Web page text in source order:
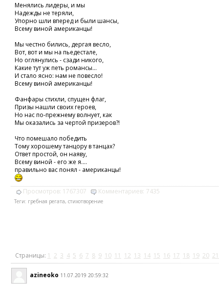
Менялись лидеры, и мы
Надежды не теряли,
Упорно шли вперед и были шансы,
Всему виной американцы!
Мы честно бились, дергая весло,
Вот, вот и мы на пьедестале,
Но оглянулись - сзади никого,
Какие тут уж петь романсы...
И стало ясно: нам не повесло!
Всему виной американцы!
Фанфары стихли, спущен флаг,
Призы нашли своих героев,
Но нас по-прежнему волнует, как
Мы оказались за чертой призеров?!
Что помешало победить
Тому хорошему танцору в танцах?
Ответ простой, он наяву,
Всему виной - его же я....
правильно вас понял - американцы!
Просмотров: 1767307 Комментариев: 7435
Теги: гребная регата, стихотворение
Страницы: 1 2 3 4 5 6 7 8 9 10 11 12 13 14 15 16 17 18 19 20 21
azineoko 11.07.2019 20:59:32